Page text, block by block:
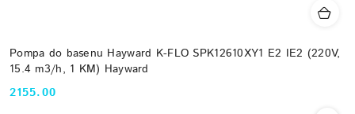
Pompa do basenu Hayward K-FLO SPK12610XY1 E2 IE2 (220V,
15.4 m3/h, 1 KM) Hayward
Cena:
2155.00